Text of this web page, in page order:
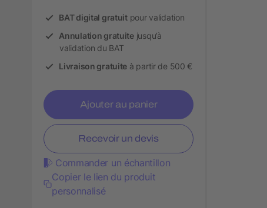
BAT digital gratuitpour validation
Annulation gratuitejusqu’à
validation du BAT
Livraison gratuite à partir de 500 €
Ajouter au panier
Recevoir un devis
Commander un échantillon
Copier le lien du produit
personnalisé